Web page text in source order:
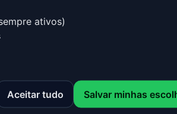
1.9 TDI -
desempenho, segurança e
Ideal para aproveitar um motor
ativos)
Aceitar tudo Salvar minhas